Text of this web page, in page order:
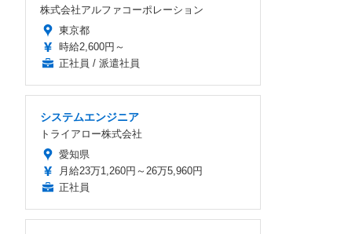
株式会社アルファコーポレーション
東京都
時給2,600円～
正社員 / 派遣社員
システムエンジニア
トライアロー株式会社
愛知県
月給23万1,260円～26万5,960円
正社員